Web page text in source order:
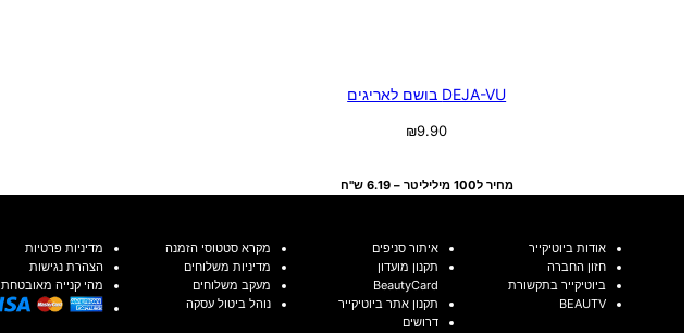
DEJA-VU בושם לאריגים
₪9.90
מחיר ל100 מיליליטר – 6.19 ש"ח
אודות ביוטיקייר
חזון החברה
ביוטיקייר בתקשורת
BEAUTV
איתור סניפים
תקנון מועדון
BeautyCard
תקנון אתר ביוטיקייר
דרושים
מקרא סטטוסי הזמנה
מדיניות משלוחים
מעקב משלוחים
נוהל ביטול עסקה
מדיניות פרטיות
הצהרת נגישות
מהי קנייה מאובטחת